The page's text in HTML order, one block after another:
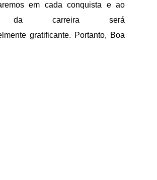
em cada conquista e ao
da carreira será
gratificante. Portanto, Boa